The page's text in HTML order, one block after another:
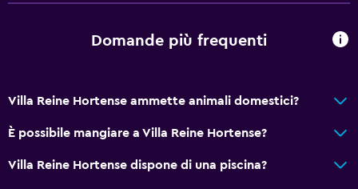
Domande più frequenti
Villa Reine Hortense ammette animali domestici?
È possibile mangiare a Villa Reine Hortense?
Villa Reine Hortense dispone di una piscina?